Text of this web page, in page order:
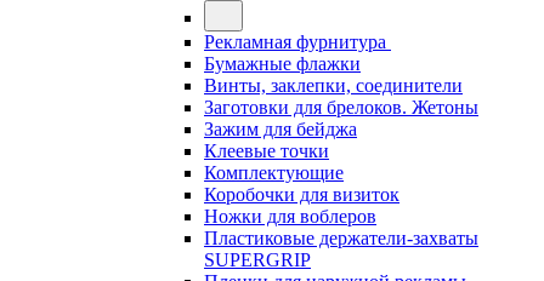
Рекламная фурнитура
Бумажные флажки
Винты, заклепки, соединители
Заготовки для брелоков. Жетоны
Зажим для бейджа
Клеевые точки
Комплектующие
Коробочки для визиток
Ножки для воблеров
Пластиковые держатели-захваты
SUPERGRIP